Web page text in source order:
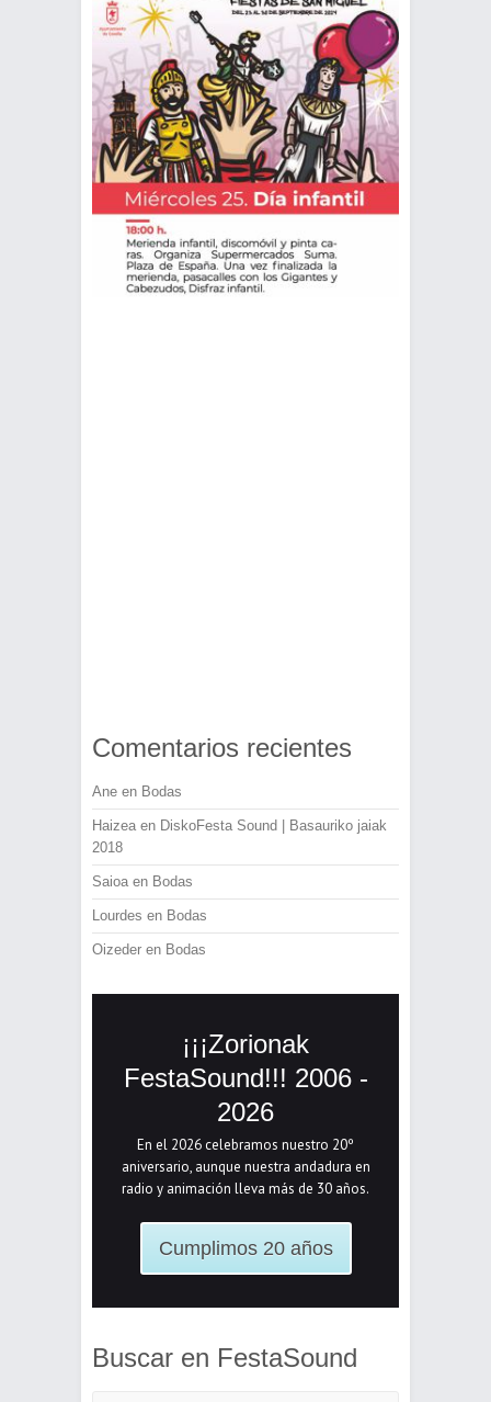
Comentarios recientes
Ane en Bodas
Haizea en DiskoFesta Sound | Basauriko jaiak
2018
Saioa en Bodas
Lourdes en Bodas
Oizeder en Bodas
¡¡¡Zorionak
FestaSound!!! 2006 -
2026
En el 2026 celebramos nuestro 20º
aniversario, aunque nuestra andadura en
radio y animación lleva más de 30 años.
Cumplimos 20 años
Buscar en FestaSound